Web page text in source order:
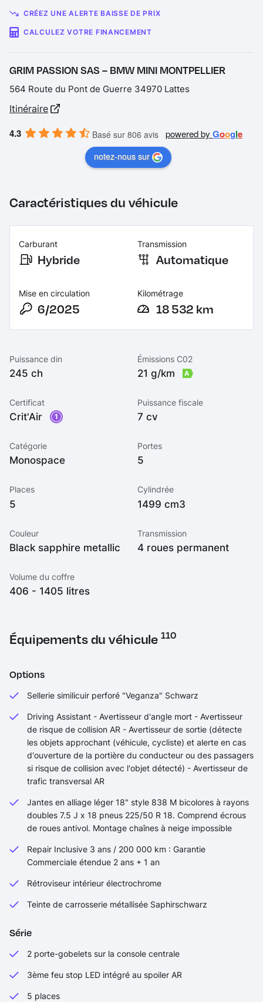
CRÉEZ UNE ALERTE BAISSE DE PRIX
CALCULEZ VOTRE FINANCEMENT
GRIM PASSION SAS – BMW MINI MONTPELLIER
564 Route du Pont de Guerre 34970 Lattes
Itinéraire
4.3 Basé sur 806 avis powered by Google
notez-nous sur
Caractéristiques du véhicule
Carburant
Hybride
Transmission
Automatique
Mise en circulation
6/2025
Kilométrage
18 532 km
Puissance din
245 ch
Émissions C02
21 g/km A
Certificat
Crit'Air 1
Puissance fiscale
7 cv
Catégorie
Monospace
Portes
5
Places
5
Cylindrée
1499 cm3
Couleur
Black sapphire metallic
Transmission
4 roues permanent
Volume du coffre
406 - 1405 litres
Équipements du véhicule 110
Options
Sellerie similicuir perforé "Veganza" Schwarz
Driving Assistant - Avertisseur d'angle mort - Avertisseur
de risque de collision AR - Avertisseur de sortie (détecte
les objets approchant (véhicule, cycliste) et alerte en cas
d'ouverture de la portière du conducteur ou des passagers
si risque de collision avec l'objet détecté) - Avertisseur de
trafic transversal AR
Jantes en alliage léger 18" style 838 M bicolores à rayons
doubles 7.5 J x 18 pneus 225/50 R 18. Comprend écrous
de roues antivol. Montage chaînes à neige impossible
Repair Inclusive 3 ans / 200 000 km : Garantie
Commerciale étendue 2 ans + 1 an
Rétroviseur intérieur électrochrome
Teinte de carrosserie métallisée Saphirschwarz
Série
2 porte-gobelets sur la console centrale
3ème feu stop LED intégré au spoiler AR
5 places